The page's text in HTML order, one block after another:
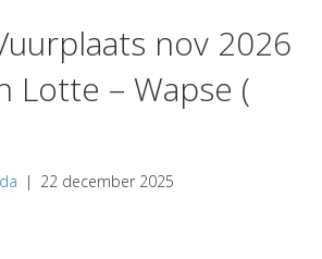
nov 2026
Lotte – Wapse (
| 22 december 2025